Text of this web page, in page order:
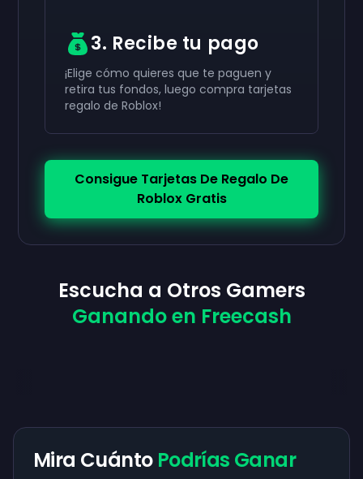
3. Recibe tu pago
¡Elige cómo quieres que te paguen y
retira tus fondos, luego compra tarjetas
regalo de Roblox!
Consigue Tarjetas De Regalo De
Roblox Gratis
Escucha a Otros Gamers
Ganando en Freecash
Mira Cuánto Podrías Ganar